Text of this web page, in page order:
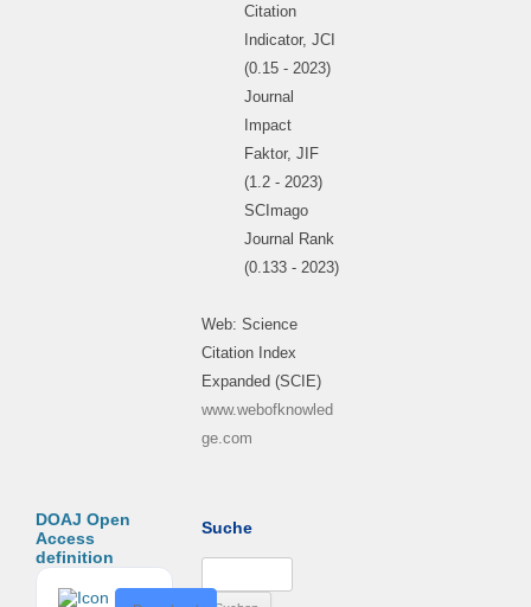
Citation
Indicator, JCI
(0.15 - 2023)
Journal
Impact
Faktor, JIF
(1.2 - 2023)
SCImago
Journal Rank
(0.133 - 2023)
Web: Science
Citation Index
Expanded (SCIE)
www.webofknowled
ge.com
DOAJ Open
Access
definition
Suche
nach: